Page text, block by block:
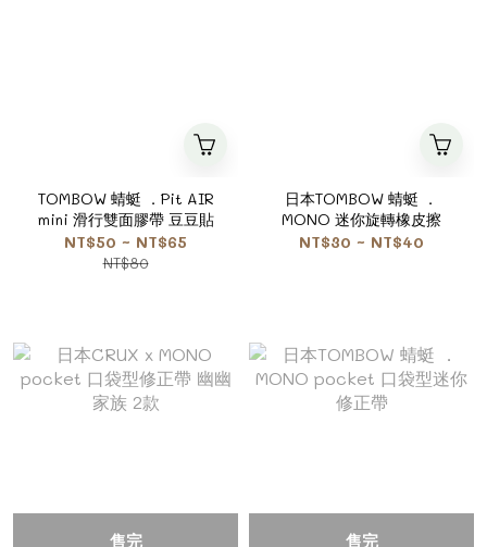
TOMBOW 蜻蜓 ．Pit AIR
mini 滑行雙面膠帶 豆豆貼
NT$50 ~ NT$65
NT$80
日本TOMBOW 蜻蜓 ．
MONO 迷你旋轉橡皮擦
NT$30 ~ NT$40
售完 售完